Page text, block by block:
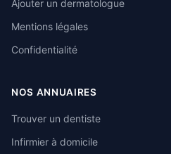
Ajouter un dermatologue
Mentions légales
Confidentialité
NOS ANNUAIRES
Trouver un dentiste
Infirmier à domicile